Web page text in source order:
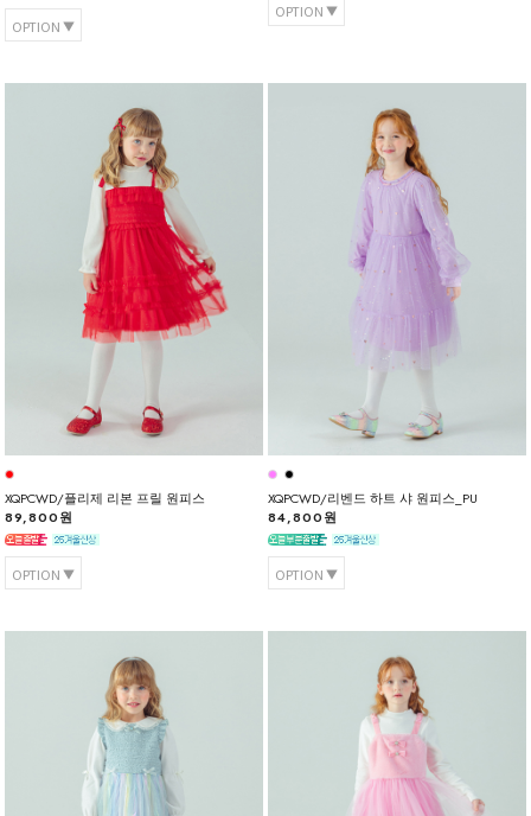
OPTION
OPTION
XQPCWD/플리제 리본 프릴 원피스
89,800원
OPTION
XQPCWD/리벤드 하트 샤 원피스_PU
84,800원
OPTION